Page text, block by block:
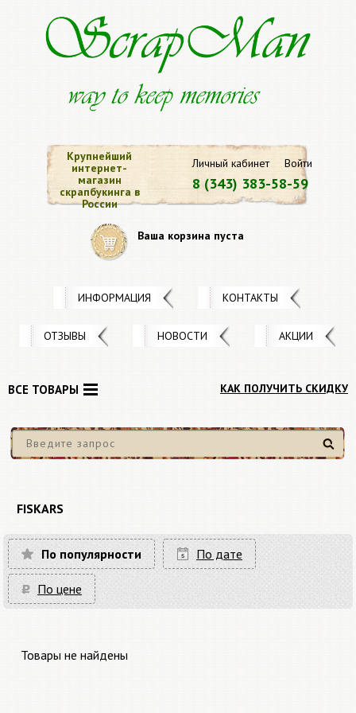
Личный кабинет Войти
8 (343) 383-58-59
Крупнейший
интернет-
магазин
скрапбукинга в
России
Ваша корзина пуста
ИНФОРМАЦИЯ КОНТАКТЫ
ОТЗЫВЫ НОВОСТИ АКЦИИ
КАК ПОЛУЧИТЬ СКИДКУ
Найти
ВСЕ ТОВАРЫ
FISKARS
По популярности По дате
По цене
Товары не найдены